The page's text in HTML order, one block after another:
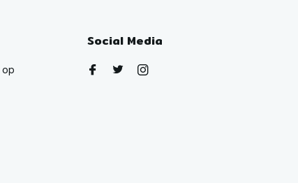
op
Social Media